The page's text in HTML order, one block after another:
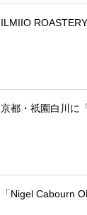
ILMIIO
京都・祇園白川に
「Nigel Cabourn